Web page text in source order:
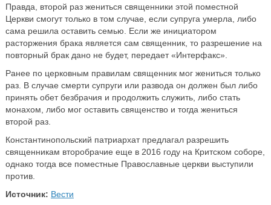
Правда, второй раз жениться священники этой поместной
Церкви смогут только в том случае, если супруга умерла, либо
сама решила оставить семью. Если же инициатором
расторжения брака является сам священник, то разрешение на
повторный брак дано не будет, передает «Интерфакс».
Ранее по церковным правилам священник мог жениться только
раз. В случае смерти супруги или развода он должен был либо
принять обет безбрачия и продолжить служить, либо стать
монахом, либо мог оставить священство и тогда жениться
второй раз.
Константинопольский патриархат предлагал разрешить
священникам второбрачие еще в 2016 году на Критском соборе,
однако тогда все поместные Православные церкви выступили
против.
Источник: Вести